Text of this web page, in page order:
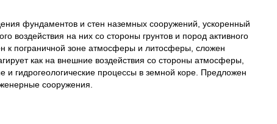
фундаментов и стен наземных сооружений, ускоренный
воздействия на них со стороны грунтов и пород активного
к пограничной зоне атмосферы и литосферы, сложен
как на внешние воздействия со стороны атмосферы,
и гидрогеологические процессы в земной коре. Предложен
сооружения.